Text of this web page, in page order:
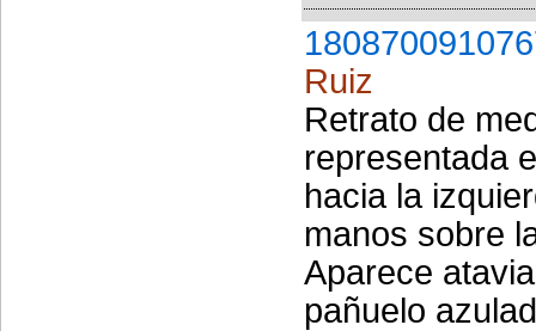
Ruiz
Retrato de
representada
hacia la
manos sobre
Aparece
pañuelo